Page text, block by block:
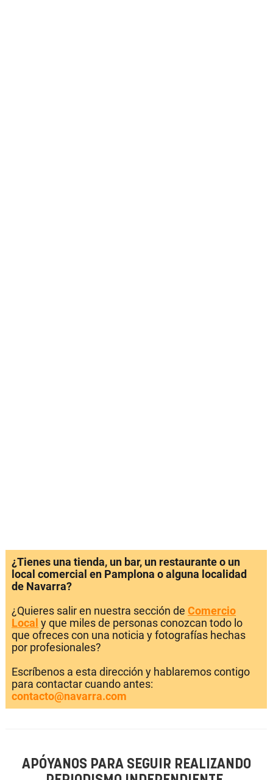
¿Tienes una tienda, un bar, un restaurante o un
local comercial en Pamplona o alguna localidad
de Navarra?
¿Quieres salir en nuestra sección de Comercio
Local y que miles de personas conozcan todo lo
que ofreces con una noticia y fotografías hechas
por profesionales?
Escríbenos a esta dirección y hablaremos contigo
para contactar cuando antes:
contacto@navarra.com
APÓYANOS PARA SEGUIR REALIZANDO